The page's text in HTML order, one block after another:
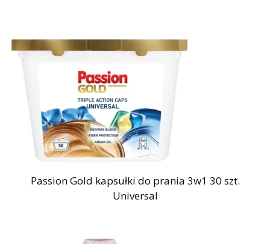
Passion Gold kapsułki do prania 3w1 30 szt.
Universal